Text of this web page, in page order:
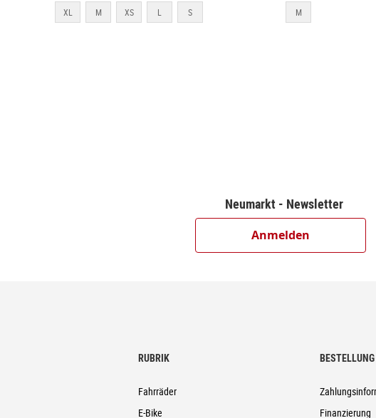
XL M XS L S M
Neumarkt - Newsletter
Anmelden
RUBRIK
Fahrräder
E-Bike
Finanzierung